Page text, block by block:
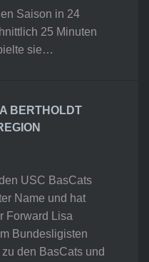
Saison in 24
25 Minuten
sie…
BERTHOLDT
USC BasCats
Name und hat
Forward Lisa
Bundesligisten
den BasCats und